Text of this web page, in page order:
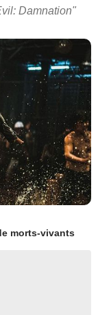
Damnation"
morts-vivants